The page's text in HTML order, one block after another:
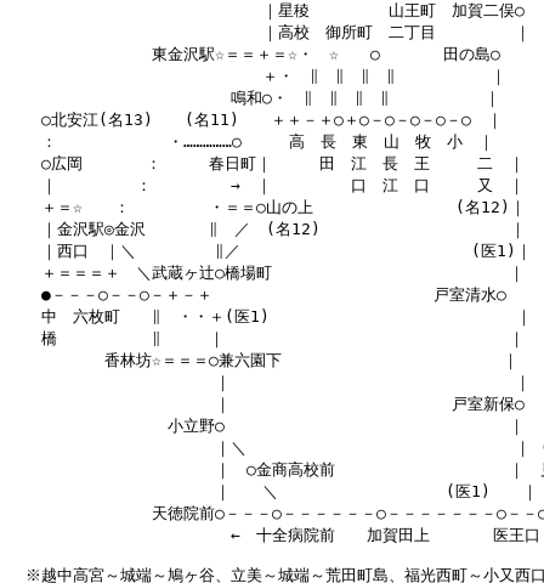
｜星稜　　　　　山王町　加賀二俣○
｜高校　御所町　二丁目　　　　　｜
東金沢駅☆＝＝＋＝☆・　☆　　○　　　　田の島○
＋・　∥　∥　∥　∥　　　　　　｜
鳴和○・　∥　∥　∥　∥　　　　　　｜
○北安江(名13)　　(名11)　　＋＋－＋○＋○－○－○－○－○　｜
：　　　　　　　・……………○　　　高　長　東　山　牧　小　｜
○広岡　　　　：　　　春日町｜　　　田　江　長　王　　　二　｜
｜　　　　　：　　　　　→　｜　　　　　口　江　口　　　又　｜
＋＝☆　　：　　　　　・＝＝○山の上　　　　　　　　　(名12)｜
｜金沢駅◎金沢　　　　∥　／　(名12)　　　　　　　　　　　　｜
｜西口　｜＼　　　　　∥／　　　　　　　　　　　　　　 (医1)｜
＋＝＝＝＋　＼武蔵ヶ辻○橋場町　　　　　　　　　　　　　　　｜
●－－－○－－○－＋－＋　　　　　　　　　　　　　　戸室清水○
中　六枚町　　∥　・・＋(医1) 　　　　　　　　　　　　　　　｜
橋　　　　　　∥　　　｜　　　　　　　　　　　　　　　　　　｜
香林坊☆＝＝＝○兼六園下　　　　　　　　　　　　　　｜
｜　　　　　　　　　　　　　　　　　　｜
｜　　　　　　　　　　　　　　戸室新保○
小立野○　　　　　　　　　　　　　　　　　　｜
｜＼　　　　　　　　　　　　　　　　　｜ (
｜　○金商高校前　　　　　　　　　　　｜　
｜　　＼　　　　　　　　　　 (医1)　　｜　
天徳院前○－－－○－－－－－－○－－－－－－－○－－
←　十全病院前　　加賀田上　　　　医王口
※越中高宮～城端～鳩ヶ谷、立美～城端～荒田町島、福光西町～小又西